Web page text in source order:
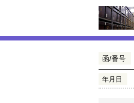
函/番号
年月日